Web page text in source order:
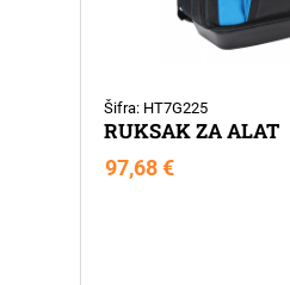
Šifra: HT7G225
RUKSAK ZA ALAT
97,68 €